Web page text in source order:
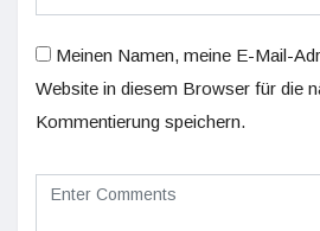
Meinen Namen, meine E-Mail-
Website in diesem Browser für die
Kommentierung speichern.